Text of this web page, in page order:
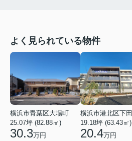
よく見られている物件
横浜市青葉区大場町
25.07坪 (82.88㎡)
30.3万円
19.18坪 (63.43㎡)
20.4万円